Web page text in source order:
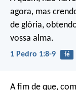
agora, mas
de glória,
vossa alma.
1 Pedro 1:8-9 fé
A fim de que,